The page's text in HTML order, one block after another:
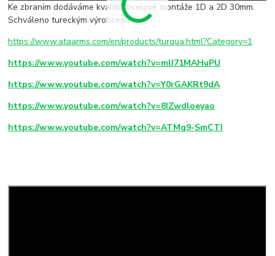
Ke zbraním dodáváme kvalitní ocelové montáže 1D a 2D 30mm.
Schváleno tureckým výrobcem.
https://www.ataarms.com/en/products/turqua.html?Category=1
https://www.youtube.com/watch?v=mIJ71MAHuPU
https://www.youtube.com/watch?v=Y0rGAKRt9dA
https://www.youtube.com/watch?v=8IZwdloeyao
https://www.youtube.com/watch?v=ATMg9-SmCTI